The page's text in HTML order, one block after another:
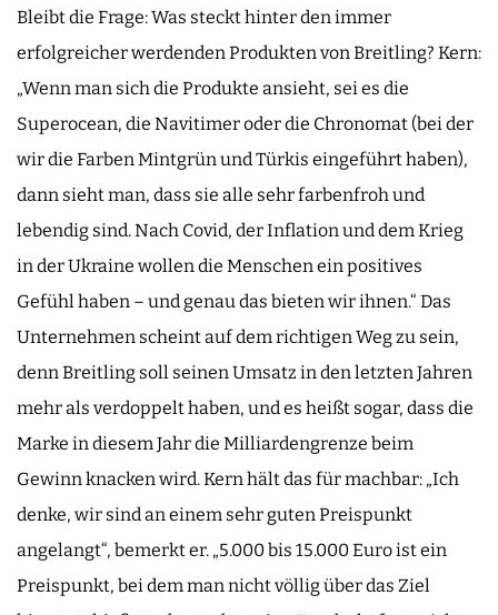
Bleibt die Frage: Was steckt hinter den immer
erfolgreicher werdenden Produkten von Breitling? Kern:
„Wenn man sich die Produkte ansieht, sei es die
Superocean, die Navitimer oder die Chronomat (bei der
wir die Farben Mintgrün und Türkis eingeführt haben),
dann sieht man, dass sie alle sehr farbenfroh und
lebendig sind. Nach Covid, der Inflation und dem Krieg
in der Ukraine wollen die Menschen ein positives
Gefühl haben – und genau das bieten wir ihnen.“ Das
Unternehmen scheint auf dem richtigen Weg zu sein,
denn Breitling soll seinen Umsatz in den letzten Jahren
mehr als verdoppelt haben, und es heißt sogar, dass die
Marke in diesem Jahr die Milliardengrenze beim
Gewinn knacken wird. Kern hält das für machbar: „Ich
denke, wir sind an einem sehr guten Preispunkt
angelangt“, bemerkt er. „5.000 bis 15.000 Euro ist ein
Preispunkt, bei dem man nicht völlig über das Ziel